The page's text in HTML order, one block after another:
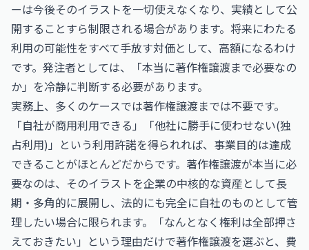
ーは今後そのイラストを一切使えなくなり、実績として公
開することすら制限される場合があります。将来にわたる
利用の可能性をすべて手放す対価として、高額になるわけ
です。発注者としては、「本当に著作権譲渡まで必要なの
か」を冷静に判断する必要があります。
実務上、多くのケースでは著作権譲渡までは不要です。
「自社が商用利用できる」「他社に勝手に使わせない(独
占利用)」という利用許諾を得られれば、事業目的は達成
できることがほとんどだからです。著作権譲渡が本当に必
要なのは、そのイラストを企業の中核的な資産として長
期・多角的に展開し、法的にも完全に自社のものとして管
理したい場合に限られます。「なんとなく権利は全部押さ
えておきたい」という理由だけで著作権譲渡を選ぶと、費